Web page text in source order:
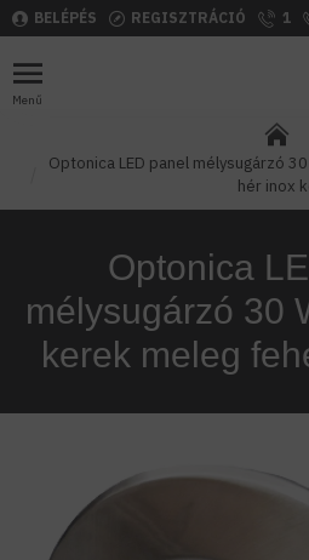
BELÉPÉS REGISZTRÁCIÓ 1
Optonica LED panel mélysugárzó
hér inox
Optonica
mélysugárzó 30
kerek meleg